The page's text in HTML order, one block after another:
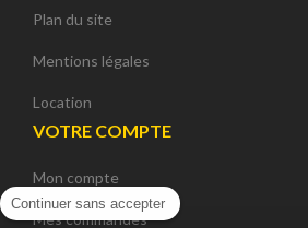
Plan du site
Mentions légales
Location
VOTRE COMPTE
Mon compte
Mes commandes
Continuer sans accepter